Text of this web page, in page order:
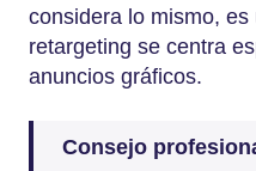
considera lo mismo,
retargeting se centra
anuncios gráficos.
Consejo